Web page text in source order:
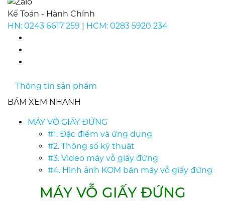
Kế Toán - Hành Chính
HN: 0243 6617 259 | HCM: 0283 5920 234
Thông tin sản phẩm
BẤM XEM NHANH
MÁY VỖ GIẤY ĐỨNG
#1. Đặc điểm và ứng dụng
#2. Thông số kỹ thuật
#3. Video máy vỗ giấy đứng
#4. Hình ảnh KOM bán máy vỗ giấy đứng
MÁY VỖ GIẤY ĐỨNG